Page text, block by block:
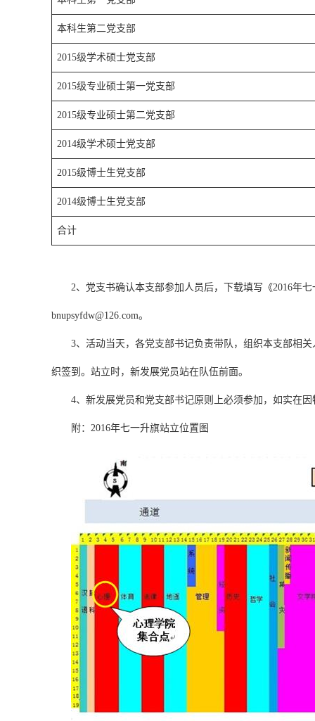
本科生第二党支部
2015级学术硕士党支部
2015级专业硕士第一党支部
2015级专业硕士第二党支部
2014级学术硕士党支部
2015级博士生党支部
2014级博士生党支部
合计
2、党支书确认本支部参加人员后，下载填写《2016年七
bnupsyfdw@126.com。
3、活动当天，各党支部书记负责带队，组织本支部相关
织签到。站立时，新发展党员站在队伍前面。
4、新发展党员和党支部书记原则上必须参加，如实在因
附：2016年七一升旗站立位置图